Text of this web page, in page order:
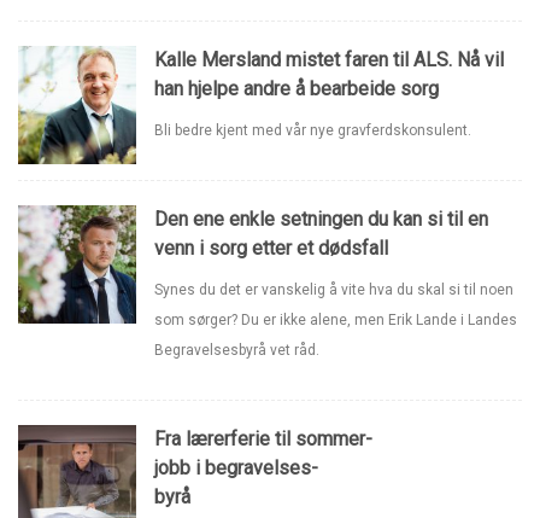
Kalle Mersland mistet faren til ALS. Nå vil
han hjelpe andre å bearbeide sorg
Bli bedre kjent med vår nye gravferdskonsulent.
Den ene enkle setningen du kan si til en
venn i sorg etter et dødsfall
Synes du det er vanskelig å vite hva du skal si til noen
som sørger? Du er ikke alene, men Erik Lande i Landes
Begravelsesbyrå vet råd.
Fra lærerferie til sommer-
jobb i begravelses-
byrå